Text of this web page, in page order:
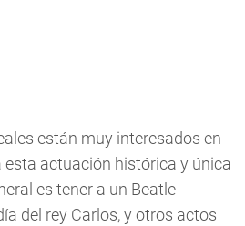
están muy interesados en
actuación histórica y única
es tener a un Beatle
del rey Carlos, y otros actos